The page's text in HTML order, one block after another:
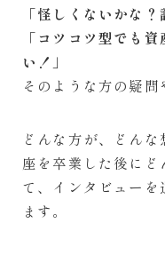
「怪しくないかな
「コツコツ型でも
い！」
そのような方の疑問
どんな方が、どん
座を卒業した後に
て、インタビューを
ます。